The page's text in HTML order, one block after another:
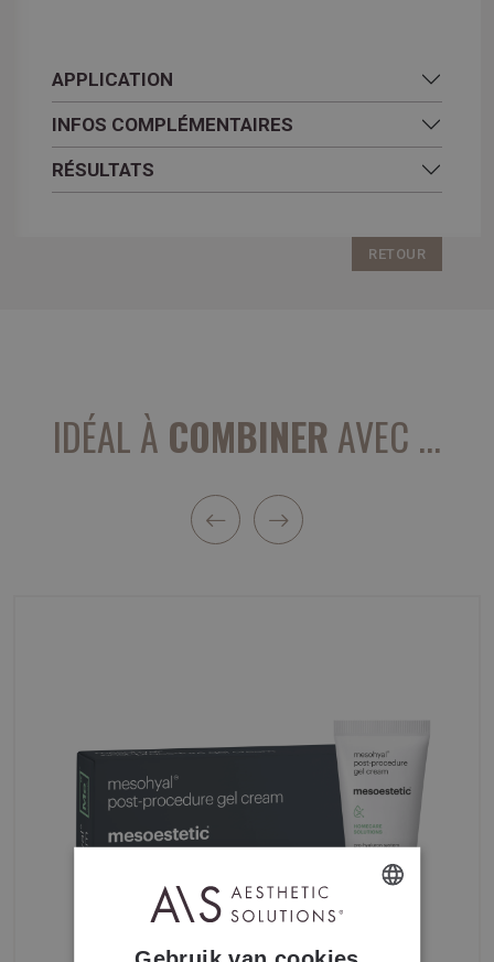
APPLICATION
INFOS COMPLÉMENTAIRES
RÉSULTATS
RETOUR
IDÉAL À COMBINERAVEC ...